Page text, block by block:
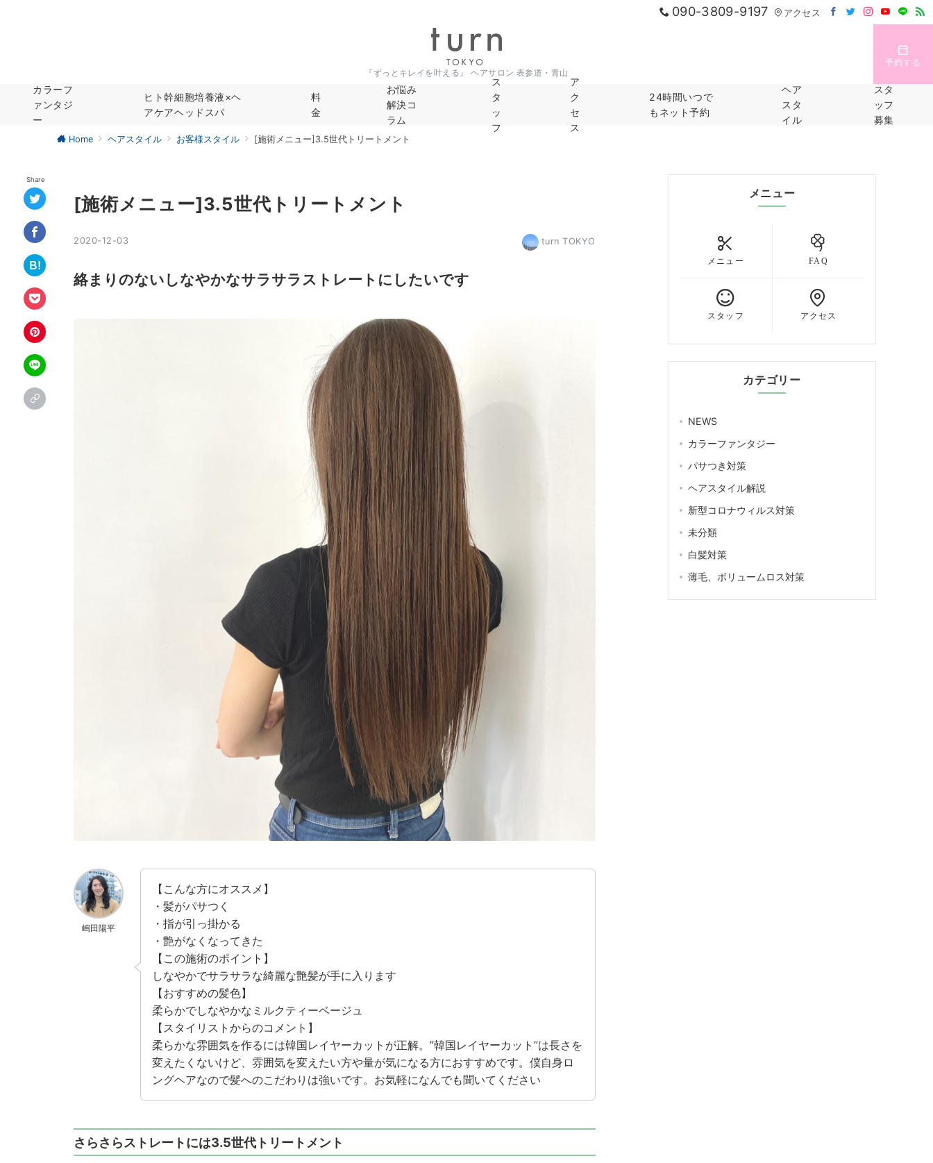
090-3809-9197 アクセス
『ずっとキレイを叶える』 ヘアサロン 表参道・青山
予約する
カラーフ
ァンタジ
ー
ヒト幹細胞培養液×ヘ
アケアヘッドスパ
料
金
お悩み
解決コ
ラム
ス
タ
ッ
フ
ア
ク
セ
ス
24時間いつで
もネット予約
ヘア
スタ
イル
スタ
ッフ
募集
Home ヘアスタイル お客様スタイル [施術メニュー]3.5世代トリートメント
Share
[施術メニュー]3.5世代トリートメント
2020-12-03 turn TOKYO
絡まりのないしなやかなサラサラストレートにしたいです
嶋田陽平
【こんな方にオススメ】
・髪がパサつく
・指が引っ掛かる
・艶がなくなってきた
【この施術のポイント】
しなやかでサラサラな綺麗な艶髪が手に入ります
【おすすめの髪色】
柔らかでしなやかなミルクティーベージュ
【スタイリストからのコメント】
柔らかな雰囲気を作るには韓国レイヤーカットが正解。”韓国レイヤーカット”は長さを
変えたくないけど、雰囲気を変えたい方や量が気になる方におすすめです。僕自身ロ
ングヘアなので髪へのこだわりは強いです。お気軽になんでも聞いてください
さらさらストレートには3.5世代トリートメント
メニュー
メニュー FAQ
スタッフ アクセス
カテゴリー
NEWS
カラーファンタジー
パサつき対策
ヘアスタイル解説
新型コロナウィルス対策
未分類
白髪対策
薄毛、ボリュームロス対策